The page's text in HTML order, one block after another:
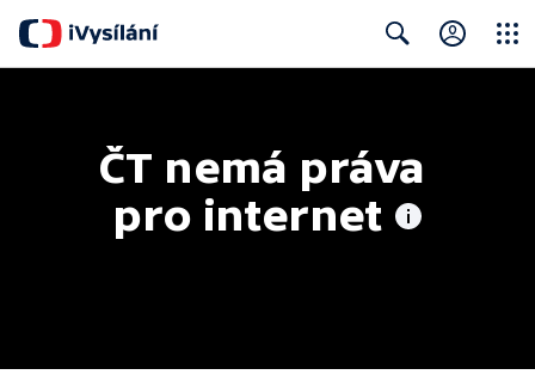
ČT nemá práva
pro internet